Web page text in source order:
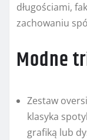
długościami,
zachowaniu
Modne
Zestaw
klasyka
grafiką lub